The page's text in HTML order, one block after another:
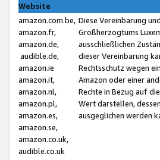
Website
amazon.com.be,
amazon.fr,
amazon.de,
audible.de,
amazon.ie
amazon.it,
amazon.nl,
amazon.pl,
amazon.es,
amazon.se,
amazon.co.uk,
audible.co.uk
Diese Vereinbarung
Großherzogtums
ausschließlichen
dieser Vereinbarung
Rechtsschutz wegen
Amazon oder einer
Rechte in Bezug auf
Wert darstellen,
ausgeglichen werden